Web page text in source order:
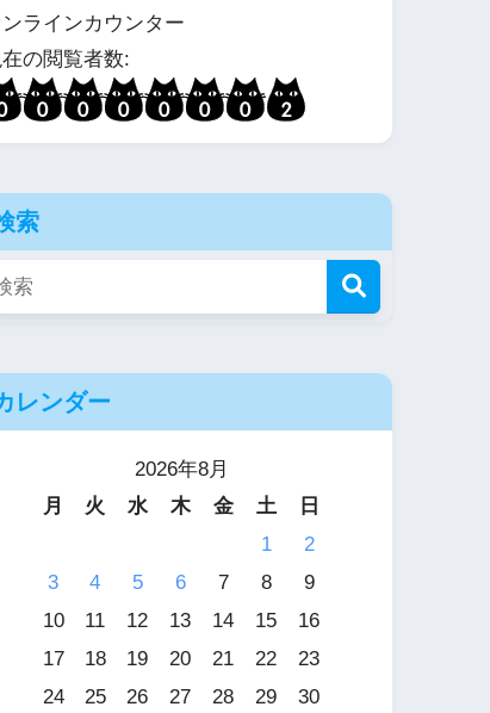
ラインカウンター
の閲覧者数:
索
レンダー
2026年8月
月
火 水 木 金 土
日
1
2
3
4 5 6 7 8
9
10
11 12 13 14 15
16
17
18 19 20 21 22
23
24
25 26 27 28 29
30